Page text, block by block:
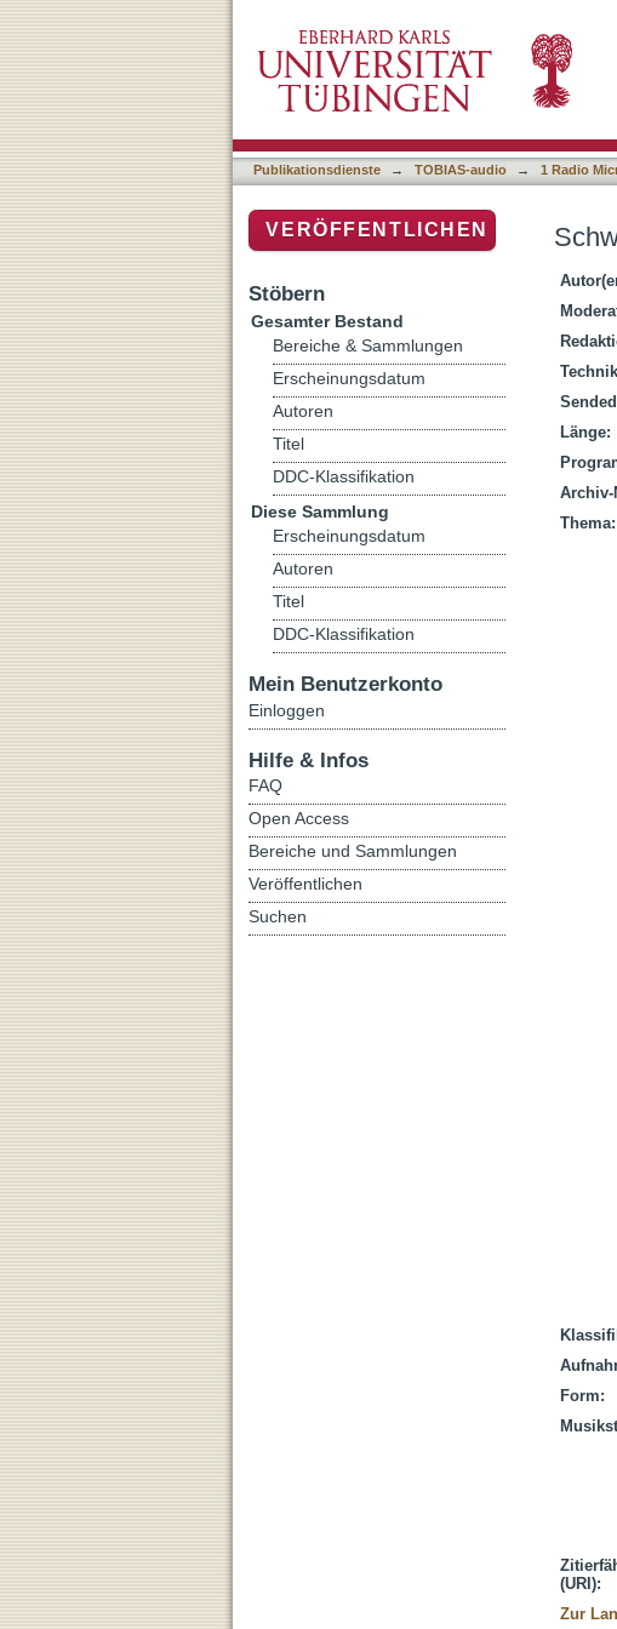
Publikationsdienste → TOBIAS-audio → 1 Radio
Länge:
Archiv-
Thema:
Form:
(URI):
Zur
VERÖFFENTLICHEN
Stöbern
Gesamter Bestand
Bereiche & Sammlungen
Erscheinungsdatum
Autoren
Titel
DDC-Klassifikation
Diese Sammlung
Erscheinungsdatum
Autoren
Titel
DDC-Klassifikation
Mein Benutzerkonto
Einloggen
Hilfe & Infos
FAQ
Open Access
Bereiche und Sammlungen
Veröffentlichen
Suchen